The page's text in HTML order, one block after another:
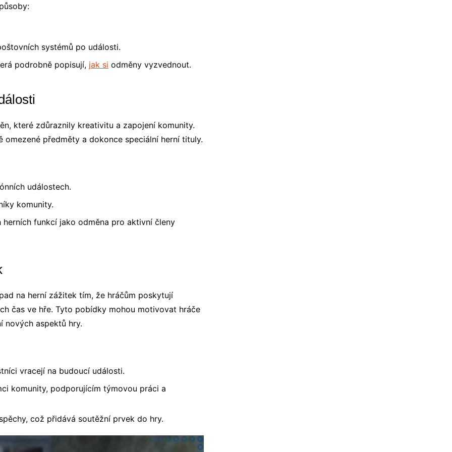
systémů po události.
podrobně popisují, jak si odměny vyzvednout.
které zdůraznily kreativitu a zapojení komunity.
předměty a dokonce speciální herní tituly.
událostech.
komunity.
funkcí jako odměna pro aktivní členy
na herní zážitek tím, že hráčům poskytují
čas ve hře. Tyto pobídky mohou motivovat hráče
nových aspektů hry.
vracejí na budoucí události.
komunity, podporujícím týmovou práci a
což přidává soutěžní prvek do hry.